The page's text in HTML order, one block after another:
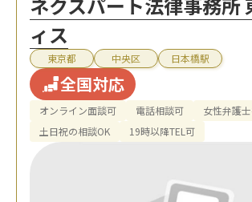
ィス
東京都 中央区 日本橋駅
全国対応
オンライン面談可 電話相談可
女性弁護
土日祝の相談OK
19時以降TEL可